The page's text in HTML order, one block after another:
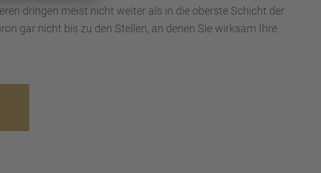
dringen meist nicht weiter als in die oberste Schicht der
gar nicht bis zu den Stellen, an denen Sie wirksam Ihre